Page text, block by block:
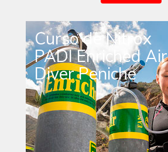
Curso de Nitrox
PADI Enriched Air
Diver Peniche